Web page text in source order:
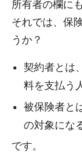
所有者の欄に
それでは、保
うか？
契約者とは
料を支払う
被保険者と
の対象にな
です。